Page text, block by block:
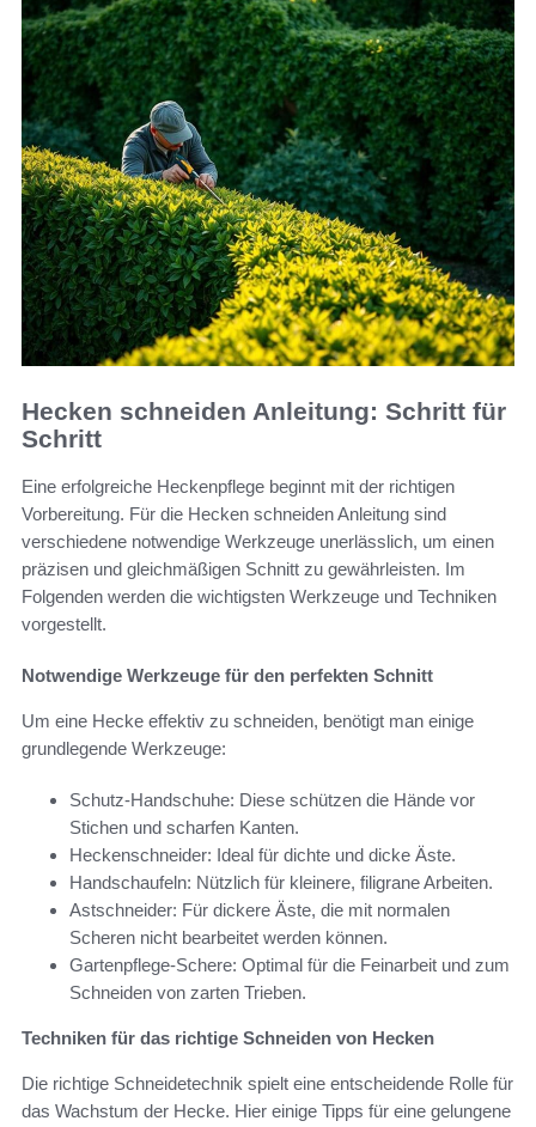
Hecken schneiden Anleitung: Schritt für
Schritt
Eine erfolgreiche Heckenpflege beginnt mit der richtigen
Vorbereitung. Für die Hecken schneiden Anleitung sind
verschiedene notwendige Werkzeuge unerlässlich, um einen
präzisen und gleichmäßigen Schnitt zu gewährleisten. Im
Folgenden werden die wichtigsten Werkzeuge und Techniken
vorgestellt.
Notwendige Werkzeuge für den perfekten Schnitt
Um eine Hecke effektiv zu schneiden, benötigt man einige
grundlegende Werkzeuge:
Schutz-Handschuhe: Diese schützen die Hände vor
Stichen und scharfen Kanten.
Heckenschneider: Ideal für dichte und dicke Äste.
Handschaufeln: Nützlich für kleinere, filigrane Arbeiten.
Astschneider: Für dickere Äste, die mit normalen
Scheren nicht bearbeitet werden können.
Gartenpflege-Schere: Optimal für die Feinarbeit und zum
Schneiden von zarten Trieben.
Techniken für das richtige Schneiden von Hecken
Die richtige Schneidetechnik spielt eine entscheidende Rolle für
das Wachstum der Hecke. Hier einige Tipps für eine gelungene